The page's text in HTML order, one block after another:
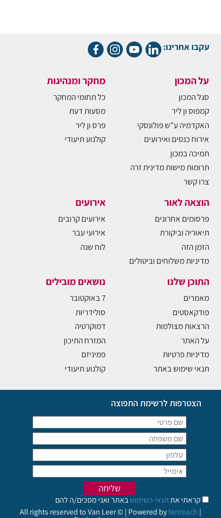
עקבו אחרינו:
על המכון
סגל המכון
קמפוס ון ליר
האקדמיה ע"ש פולונסקי
אירוח כנסים ואירועים
תמיכה במכון
תרומות מישות מדינית זרה
צרו קשר
מחקר ומנהיגות
כל תחומי המחקר
מסעות דעת
פרס ון ליר
קולנוע תיעודי
הוצאה לאור
פרסומים אחרונים
תיאוריה וביקורת
הזמן הזה
מדיניות משלוחים וביטולים
אירועים
אירועים קרובים
אירועי עבר
לוח שנה
התוכן שלנו
מאמרים
פודקאסטים
הרצאות מצולמות
על האתר
מדיניות פרטיות
תנאי שימוש באתר
נושאים מובילים
7 באוקטובר
סולידריות
דמוקרטיה
המזרח התיכון
פמיניזם
קולנוע תיעודי
הצטרפות לרשימת התפוצה
קראתי אתתנאי השימושבאתר ואני מסכים/ה להם
All rights reserved to Van Leer © | Powered byNetreach |